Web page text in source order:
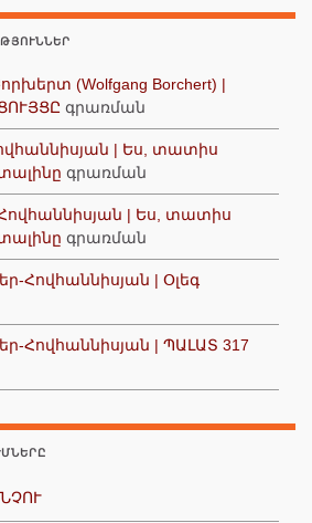
(Wolfgang Borchert) |
գրառման
| Ես, տատիս
գրառման
Հովհաննիսյան | Ես, տատիս
գրառման
Հովհաննիսյան | Օլեգ
Հովհաննիսյան | ՊԱԼԱՏ 317